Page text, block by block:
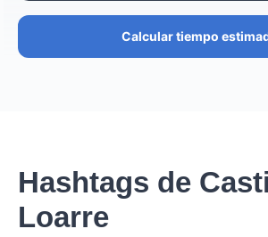
Calcular tiempo
Hashtags de
Loarre